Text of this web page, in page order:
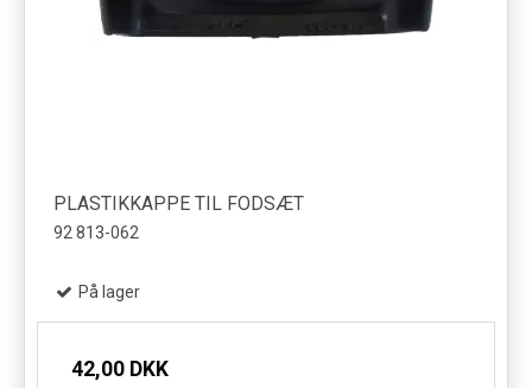
PLASTIKKAPPE TIL FODSÆT
92 813-062
På lager
42,00 DKK